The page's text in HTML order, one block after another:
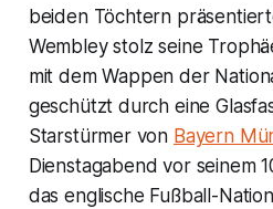
beiden Töchtern
Wembley stolz seine
mit dem Wappen der
geschützt durch eine
Starstürmer von Bayern
Dienstagabend vor seinem
das englische Fußball-